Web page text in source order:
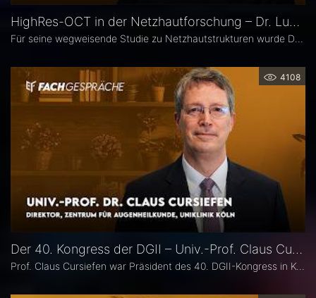
HighRes-OCT in der Netzhautforschung – Dr. Lukas Goerdt
4108
Der 40. Kongress der DGII – Univ.-Prof. Claus Cursiefen